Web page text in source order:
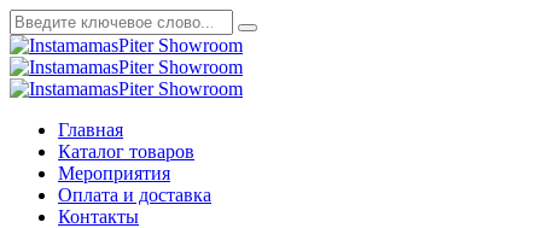
Главная
Каталог товаров
Мероприятия
Оплата и доставка
Контакты